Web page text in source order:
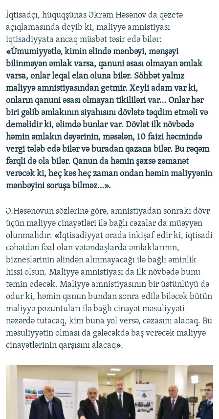
İqtisadçı, hüquqşünas Əkrəm Həsənov da qəzetə
açıqlamasında deyib ki, maliyyə amnistiyası
iqtisadiyyata ancaq müsbət təsir edə bilər:
«Ümumiyyətlə, kimin əlində mənbəyi, mənşəyi
bilinməyən əmlak varsa, qanuni əsası olmayan əmlak
varsa, onlar leqal elan oluna bilər. Söhbət yalnız
maliyyə amnistiyasından getmir. Xeyli adam var ki,
onların qanuni əsası olmayan tikililəri var… Onlar hər
biri gəlib əmlakının siyahısını dövlətə təqdim etməli və
deməlidir ki, əlimdə bunlar var. Dövlət ilk növbədə
həmin əmlakın dəyərinin, məsələn, 10 faizi həcmində
vergi tələb edə bilər və buradan qazana bilər. Bu rəqəm
fərqli də ola bilər. Qanun da həmin şəxsə zəmanət
verəcək ki, heç kəs heç zaman ondan həmin maliyyənin
mənbəyini soruşa bilməz…».
Ə.Həsənovun sözlərinə görə, amnistiyadan sonrakı dövr
üçün maliyyə cinayətləri ilə bağlı cəzalar da müəyyən
olunmalıdır: «İqtisadiyyat orada inkişaf edir ki, iqtisadi
cəhətdən fəal olan vətəndaşlarda əmlaklarının,
bizneslərinin əlindən alınmayacağı ilə bağlı əminlik
hissi olsun. Maliyyə amnistiyası da ilk növbədə bunu
təmin edəcək. Maliyyə amnistiyasının bir üstünlüyü də
odur ki, həmin qanun bundan sonra edilə biləcək bütün
maliyyə pozuntuları ilə bağlı cinayət məsuliyyəti
nəzərdə tutacaq, kim buna yol versə, cəzasını alacaq. Bu
məsuliyyətin olması da gələcəkdə baş verəcək maliyyə
cinayətlərinin qarşısını alacaq».